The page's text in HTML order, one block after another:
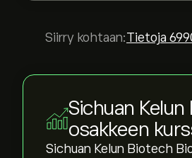
Siirry kohtaan:Tietoja
Sichuan
osakkeen
Sichuan Kelun Biotech